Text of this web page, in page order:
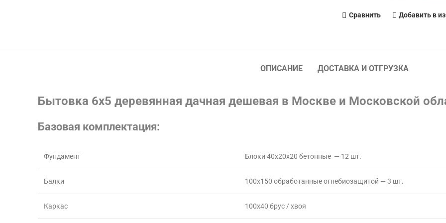
Сравнить Добавить в
ОПИСАНИЕ ДОСТАВКА И ОТГРУЗКА
Бытовка 6х5 деревянная дачная дешевая в Москве и Московской
Базовая комплектация:
Фундамент Блоки 40х20х20 бетонные — 12 шт.
Балки 100х150 обработанные огнебиозащитой — 3 шт.
Каркас 100х40 брус / хвоя